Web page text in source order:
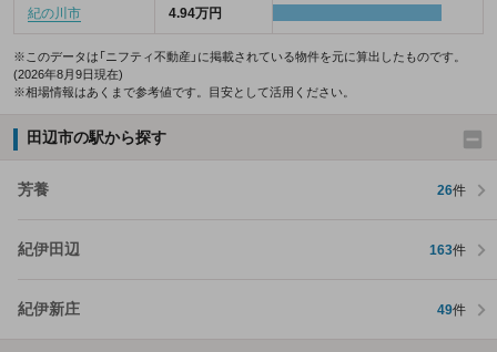
紀の川市 4.94万円
※このデータは「ニフティ不動産」に掲載されている物件を元に算出したものです。
(2026年8月9日現在)
※相場情報はあくまで参考値です。目安として活用ください。
田辺市の駅から探す
芳養 26件
紀伊田辺 163件
紀伊新庄 49件